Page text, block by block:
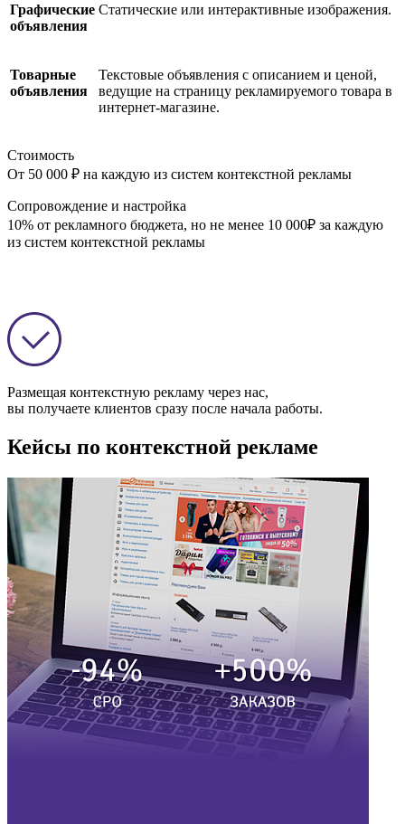
Графические
объявления
Статические или интерактивные изображения.
Товарные
объявления
Текстовые объявления с описанием и ценой,
ведущие на страницу рекламируемого товара в
интернет-магазине.
Стоимость
От 50 000 ₽ на каждую из систем контекстной рекламы
Сопровождение и настройка
10% от рекламного бюджета, но не менее 10 000₽ за каждую
из систем контекстной рекламы
Размещая контекстную рекламу через нас,
вы получаете клиентов сразу после начала работы.
Кейсы по контекстной рекламе